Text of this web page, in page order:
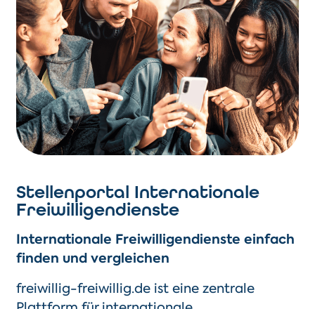
Stellenportal Internationale
Freiwilligendienste
Internationale Freiwilligendienste einfach
finden und vergleichen
freiwillig-freiwillig.de ist eine zentrale